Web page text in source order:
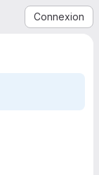
Connexion